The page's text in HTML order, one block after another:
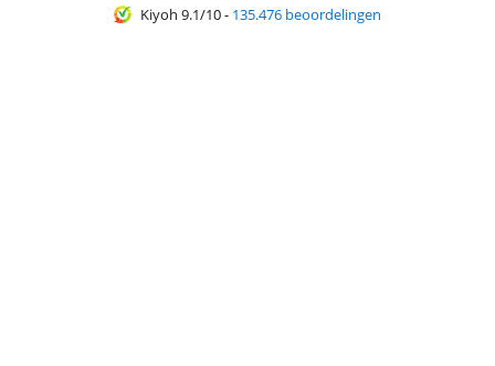
Kiyoh 9.1/10- 135.476 beoordelingen